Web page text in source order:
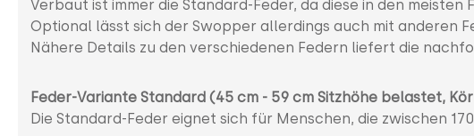
Verbaut ist immer die Standard-Feder, da diese in den
Optional lässt sich der Swopper allerdings auch mit anderen
Nähere Details zu den verschiedenen Federn liefert die
Feder-Variante Standard (45 cm - 59 cm Sitzhöhe belastet,
Die Standard-Feder eignet sich für Menschen, die zwischen